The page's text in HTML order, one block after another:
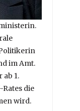
im Amt.
ab 1.
Rates die
wird.